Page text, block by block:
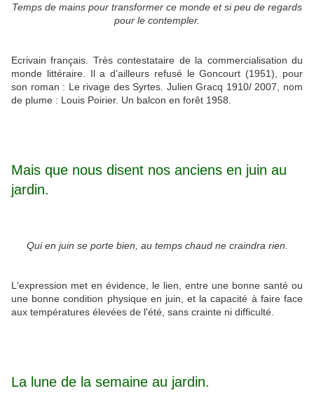
Temps de mains pour transformer ce monde et si peu de regards
pour le contempler.
Ecrivain français. Très contestataire de la commercialisation du
monde littéraire. Il a d’ailleurs refusé le Goncourt (1951), pour
son roman : Le rivage des Syrtes. Julien Gracq 1910/ 2007, nom
de plume : Louis Poirier. Un balcon en forêt 1958.
Mais que nous disent nos anciens en juin au
jardin.
Qui en juin se porte bien, au temps chaud ne craindra rien.
L'expression met en évidence, le lien, entre une bonne santé ou
une bonne condition physique en juin, et la capacité à faire face
aux températures élevées de l'été, sans crainte ni difficulté.
La lune de la semaine au jardin.